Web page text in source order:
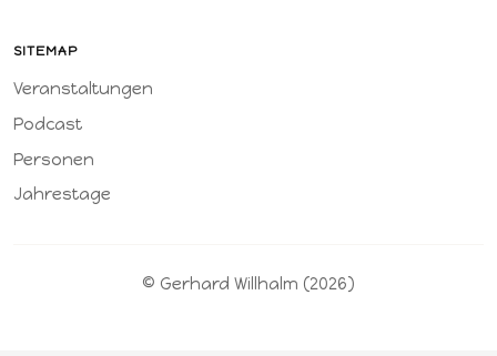
SITEMAP
Veranstaltungen
Podcast
Personen
Jahrestage
© Gerhard Willhalm (2026)